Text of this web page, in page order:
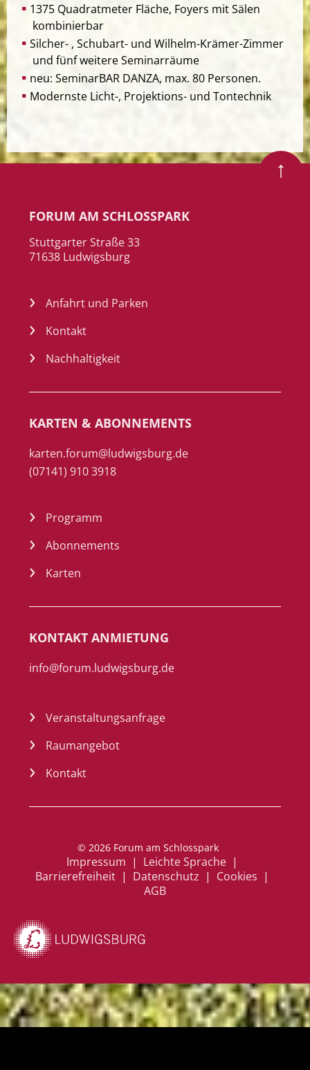
1375 Quadratmeter Fläche, Foyers mit Sälen
kombinierbar
Silcher- , Schubart- und Wilhelm-Krämer-Zimmer
und fünf weitere Seminarräume
neu: SeminarBAR DANZA, max. 80 Personen.
Modernste Licht-, Projektions- und Tontechnik
FORUM AM SCHLOSSPARK
Stuttgarter Straße 33
71638 Ludwigsburg
Anfahrt und Parken
Kontakt
Nachhaltigkeit
KARTEN & ABONNEMENTS
karten.forum@ludwigsburg.de
(07141) 910 3918
Programm
Abonnements
Karten
KONTAKT ANMIETUNG
info@forum.ludwigsburg.de
Veranstaltungsanfrage
Raumangebot
Kontakt
© 2026 Forum am Schlosspark
n
m
Impressum | Leichte Sprache |
Barrierefreiheit | Datenschutz | Cookies |
AGB